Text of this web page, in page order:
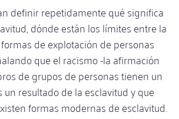
definir repetidamente qué significa
dónde están los límites entre la
de explotación de personas
que el racismo -la afirmación
de grupos de personas tienen un
resultado de la esclavitud y que
formas modernas de esclavitud.